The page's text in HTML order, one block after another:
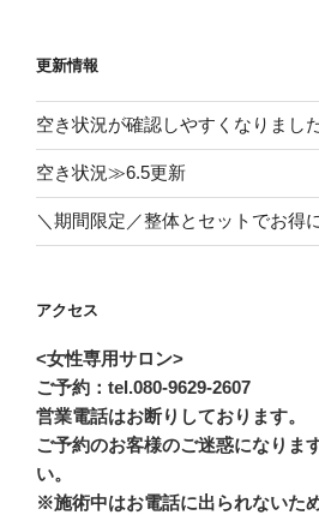
更新情報
空き状況が確認しやすくなりまし
空き状況≫6.5更新
＼期間限定／整体とセットでお得
アクセス
<女性専用サロン>
ご予約：tel.080-9629-2607
営業電話はお断りしております。
ご予約のお客様のご迷惑になりま
い。
※施術中はお電話に出られないた